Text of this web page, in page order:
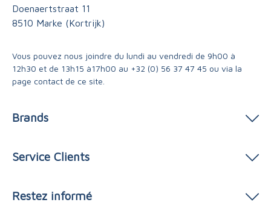
Doenaertstraat 11
8510 Marke (Kortrijk)
Vous pouvez nous joindre du lundi au vendredi de 9h00 à
12h30 et de 13h15 à17h00 au +32 (0) 56 37 47 45 ou via la
page contact de ce site.
Brands
Service Clients
Restez informé